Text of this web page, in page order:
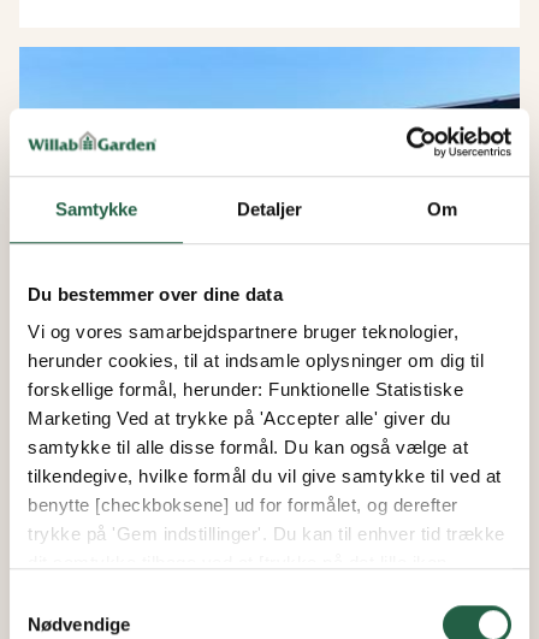
Samtykke Detaljer Om
Du bestemmer over dine data
Vi og vores samarbejdspartnere bruger teknologier,
herunder cookies, til at indsamle oplysninger om dig til
forskellige formål, herunder: Funktionelle Statistiske
Marketing Ved at trykke på 'Accepter alle' giver du
samtykke til alle disse formål. Du kan også vælge at
tilkendegive, hvilke formål du vil give samtykke til ved at
benytte [checkboksene] ud for formålet, og derefter
trykke på 'Gem indstillinger'. Du kan til enhver tid trække
mere om vores brug af cookies og andre teknologier,
Nødvendige
Fritstående udestuer
Frit halvtag 14,3 kvm
14.3 m²